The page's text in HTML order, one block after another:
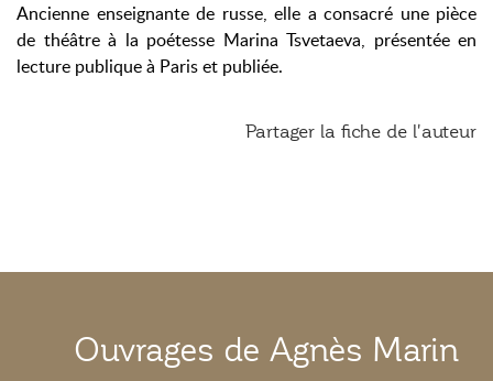
Ancienne enseignante de russe, elle a consacré une pièce
de théâtre à la poétesse Marina Tsvetaeva, présentée en
lecture publique à Paris et publiée.
Partager la fiche de l'auteur
Ouvrages de Agnès Marin